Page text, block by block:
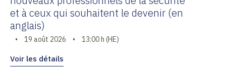
et à ceux qui souhaitent le devenir (en
anglais)
• 19 août 2026 • 13:00 h (HE)
Voir les détails